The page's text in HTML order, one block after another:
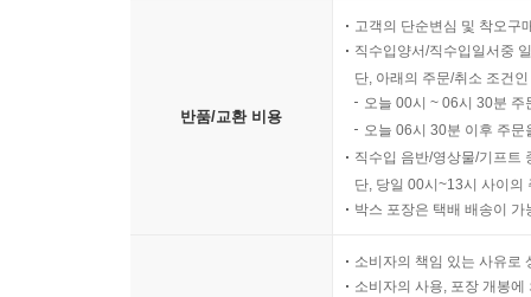
반품/교환 비용
고객의 단순변심 및 착오구
직수입양서/직수입일서중
단, 아래의 주문/취소 조건
오늘 00시 ~ 06시 30분
오늘 06시 30분 이후 주
직수입 음반/영상물/기프트
단, 당일 00시~13시 사이의
박스 포장은 택배 배송이
소비자의 책임 있는 사유로
소비자의 사용, 포장 개봉